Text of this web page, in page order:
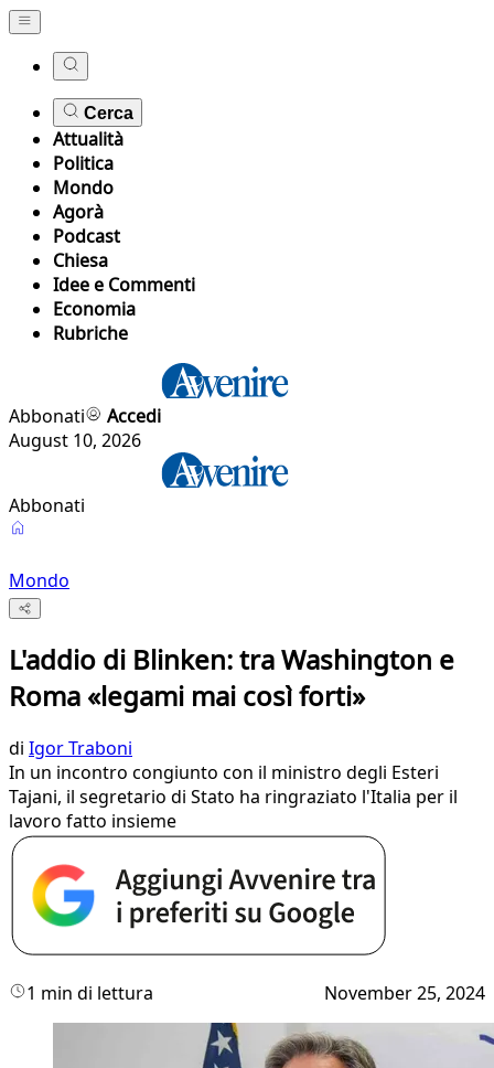
Cerca
Attualità
Politica
Mondo
Agorà
Podcast
Chiesa
Idee e Commenti
Economia
Rubriche
Abbonati
Accedi
August 10, 2026
Abbonati
Mondo
L'addio di Blinken: tra Washington e
Roma «legami mai così forti»
di Igor Traboni
In un incontro congiunto con il ministro degli Esteri
Tajani, il segretario di Stato ha ringraziato l'Italia per il
lavoro fatto insieme
1 min di lettura November 25, 2024